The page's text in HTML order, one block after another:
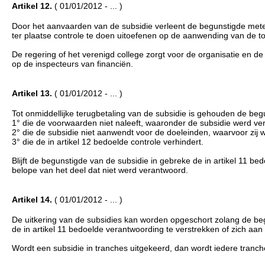
Artikel 12. ( 01/01/2012 - ... )
Door het aanvaarden van de subsidie verleent de begunstigde
ter plaatse controle te doen uitoefenen op de aanwending van de
De regering of het verenigd college zorgt voor de organisatie en
op de inspecteurs van financiën.
Artikel 13. ( 01/01/2012 - ... )
Tot onmiddellijke terugbetaling van de subsidie is gehouden de
1° die de voorwaarden niet naleeft, waaronder de subsidie werd
2° die de subsidie niet aanwendt voor de doeleinden, waarvoor zij
3° die de in artikel 12 bedoelde controle verhindert.
Blijft de begunstigde van de subsidie in gebreke de in artikel 11
belope van het deel dat niet werd verantwoord.
Artikel 14. ( 01/01/2012 - ... )
De uitkering van de subsidies kan worden opgeschort zolang de
de in artikel 11 bedoelde verantwoording te verstrekken of zich
Wordt een subsidie in tranches uitgekeerd, dan wordt iedere